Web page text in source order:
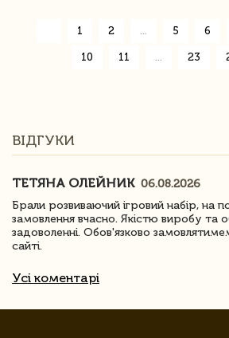
1 2 5 6
10 11 23
ВІДГУКИ
ТЕТЯНА ОЛЕЙНИК 06.08.2026
Брали розвиваючий ігровий набір, на
замовлення вчасно. Якістю виробу та
задоволенні. Обов'язково
сайті.
Усі коментарі